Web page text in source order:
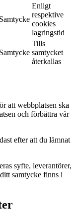
Samtycke
Enligt
respektive
cookies
lagringstid
Samtycke
Tills
samtycket
återkallas
att webbplatsen ska
och förbättra vår
efter att du lämnat
syfte, leverantörer,
samtycke finns i